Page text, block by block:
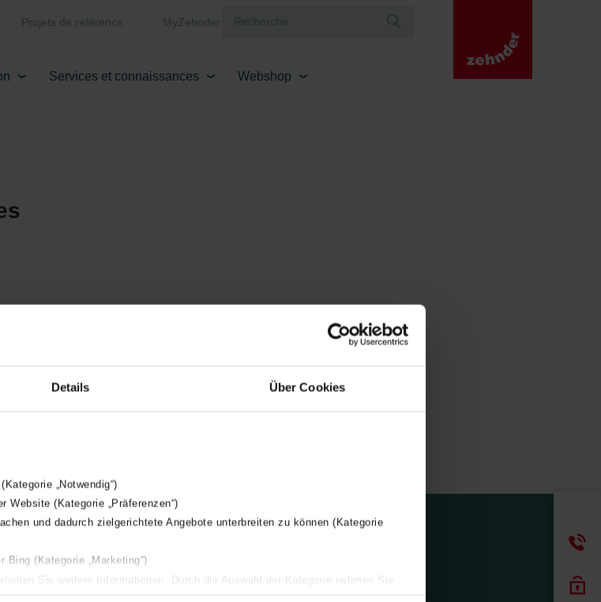
Details Über Cookies
„Notwendig“)
Website (Kategorie „Präferenzen“)
und dadurch zielgerichtete Angebote unterbreiten zu können (Kategorie
(Kategorie „Marketing“)
Sie weitere Informationen. Durch die Auswahl der Kategorie nehmen Sie
Projets de référence MyZehnder
Services et connaissances Webshop
Produits Bulletin